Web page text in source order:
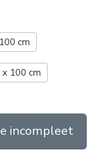
cm
x 100 cm
gewenste